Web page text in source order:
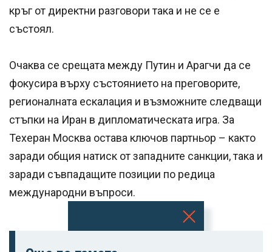
кръг от директни разговори така и не се е
състоял.
Очаква се срещата между Путин и Арагчи да се
фокусира върху състоянието на преговорите,
регионалната ескалация и възможните следващи
стъпки на Иран в дипломатическата игра. За
Техеран Москва остава ключов партньор – както
заради общия натиск от западните санкции, така и
заради съвпадащите позиции по редица
международни въпроси.